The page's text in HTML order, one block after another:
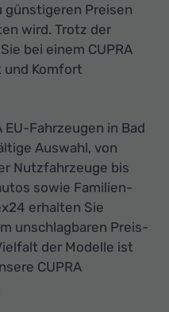
Preisen
wird. Trotz der
bei einem CUPRA
und Komfort
EU-Fahrzeugen in Bad
Auswahl, von
Nutzfahrzeuge bis
sowie Familien-
erhalten Sie
unschlagbaren Preis-
der Modelle ist
CUPRA